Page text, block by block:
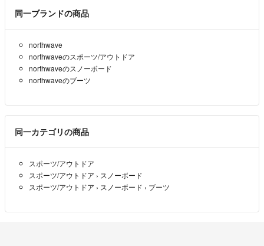
同一ブランドの商品
northwave
northwaveのスポーツ/アウトドア
northwaveのスノーボード
northwaveのブーツ
同一カテゴリの商品
スポーツ/アウトドア
スポーツ/アウトドア › スノーボード
スポーツ/アウトドア › スノーボード › ブーツ